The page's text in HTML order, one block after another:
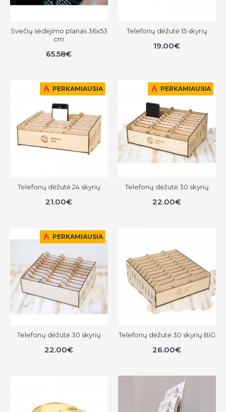
Svečių sėdėjimo planas 36x53
cm
65.58€
Telefonų dėžutė 15 skyrių
19.00€
PERKAMIAUSIA
Telefonų dėžutė 24 skyrių
21.00€
PERKAMIAUSIA
Telefonų dėžutė 30 skyrių
22.00€
PERKAMIAUSIA
Telefonų dėžutė 30 skyrių
22.00€
Telefonų dėžutė 30 skyrių BIG
26.00€